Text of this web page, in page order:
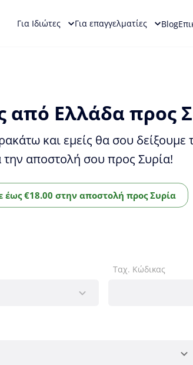
Για Ιδιώτες Για επαγγελματίες Blog
από Ελλάδα προς
και εμείς θα σου δείξουμε
την αποστολή σου προς Συρία!
έως €18.00 στην αποστολή προς Συρία
Ταχ. Κώδικας